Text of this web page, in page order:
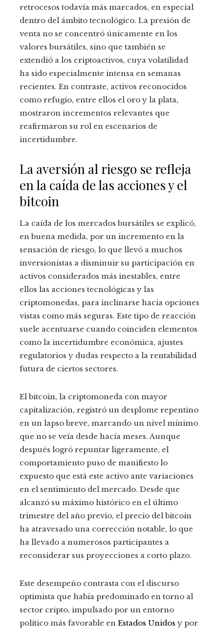
retrocesos todavía más marcados, en especial
dentro del ámbito tecnológico. La presión de
venta no se concentró únicamente en los
valores bursátiles, sino que también se
extendió a los criptoactivos, cuya volatilidad
ha sido especialmente intensa en semanas
recientes. En contraste, activos reconocidos
como refugio, entre ellos el oro y la plata,
mostraron incrementos relevantes que
reafirmaron su rol en escenarios de
incertidumbre.
La aversión al riesgo se refleja
en la caída de las acciones y el
bitcoin
La caída de los mercados bursátiles se explicó,
en buena medida, por un incremento en la
sensación de riesgo, lo que llevó a muchos
inversionistas a disminuir su participación en
activos considerados más inestables, entre
ellos las acciones tecnológicas y las
criptomonedas, para inclinarse hacia opciones
vistas como más seguras. Este tipo de reacción
suele acentuarse cuando coinciden elementos
como la incertidumbre económica, ajustes
regulatorios y dudas respecto a la rentabilidad
futura de ciertos sectores.
El bitcoin, la criptomoneda con mayor
capitalización, registró un desplome repentino
en un lapso breve, marcando un nivel mínimo
que no se veía desde hacía meses. Aunque
después logró repuntar ligeramente, el
comportamiento puso de manifiesto lo
expuesto que está este activo ante variaciones
en el sentimiento del mercado. Desde que
alcanzó su máximo histórico en el último
trimestre del año previo, el precio del bitcoin
ha atravesado una corrección notable, lo que
ha llevado a numerosos participantes a
reconsiderar sus proyecciones a corto plazo.
Este desempeño contrasta con el discurso
optimista que había predominado en torno al
sector cripto, impulsado por un entorno
político más favorable en Estados Unidos y por